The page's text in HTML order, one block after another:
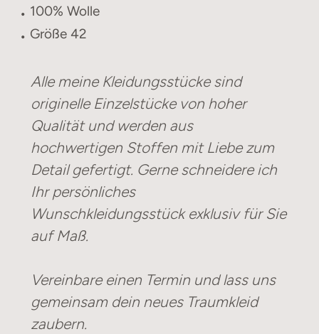
100% Wolle
Größe 42
Alle meine Kleidungsstücke sind
originelle Einzelstücke von hoher
Qualität und werden aus
hochwertigen Stoffen mit Liebe zum
Detail gefertigt. Gerne schneidere ich
Ihr persönliches
Wunschkleidungsstück exklusiv für Sie
auf Maß.
Vereinbare einen Termin und lass uns
gemeinsam dein neues Traumkleid
zaubern.